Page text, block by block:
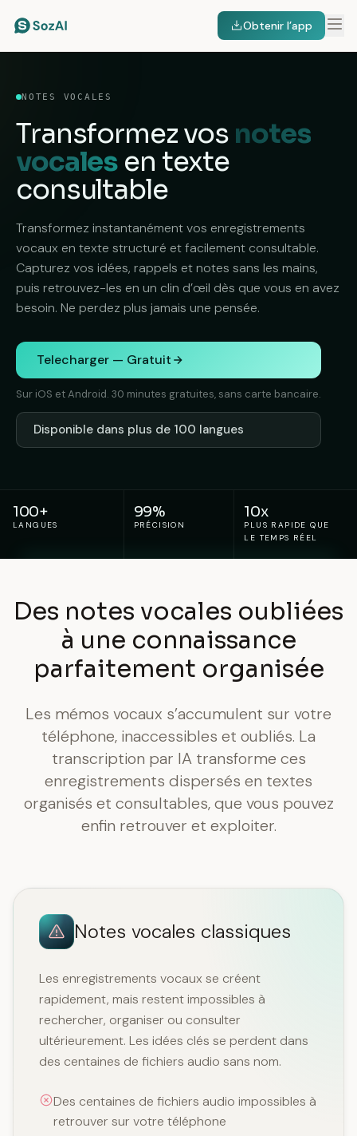
Obtenir l’app
NOTES VOCALES
Transformez vos notes
vocales en texte
consultable
Transformez instantanément vos enregistrements
vocaux en texte structuré et facilement consultable.
Capturez vos idées, rappels et notes sans les mains,
puis retrouvez-les en un clin d’œil dès que vous en avez
besoin. Ne perdez plus jamais une pensée.
Telecharger — Gratuit
Sur iOS et Android. 30 minutes gratuites, sans carte bancaire.
Disponible dans plus de 100 langues
100+
LANGUES
99%
PRÉCISION
10x
PLUS RAPIDE QUE
LE TEMPS RÉEL
Des notes vocales oubliées
à une connaissance
parfaitement organisée
Les mémos vocaux s’accumulent sur votre
téléphone, inaccessibles et oubliés. La
transcription par IA transforme ces
enregistrements dispersés en textes
organisés et consultables, que vous pouvez
enfin retrouver et exploiter.
Notes vocales classiques
Les enregistrements vocaux se créent
rapidement, mais restent impossibles à
rechercher, organiser ou consulter
ultérieurement. Les idées clés se perdent dans
des centaines de fichiers audio sans nom.
Des centaines de fichiers audio impossibles à
retrouver sur votre téléphone